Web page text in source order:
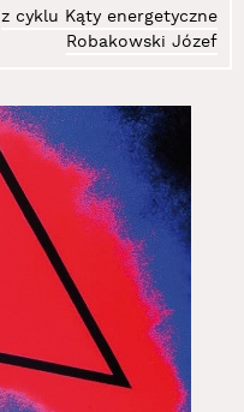
z cyklu Kąty energetyczne
Robakowski Józef